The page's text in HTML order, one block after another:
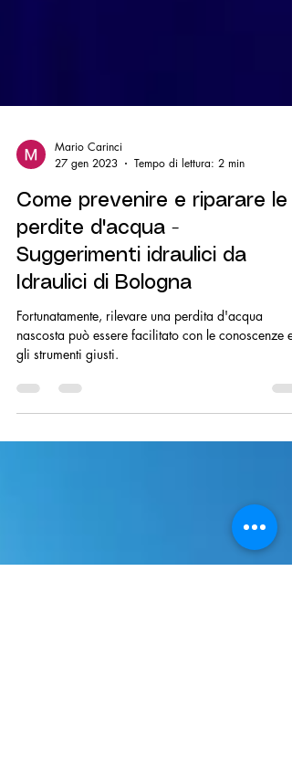
Mario Carinci
27 gen 2023
Tempo di lettura: 2 min
Come prevenire e riparare le
Suggerimenti idraulici da
Idraulici di Bologna
Fortunatamente, rilevare una perdita d'acqua